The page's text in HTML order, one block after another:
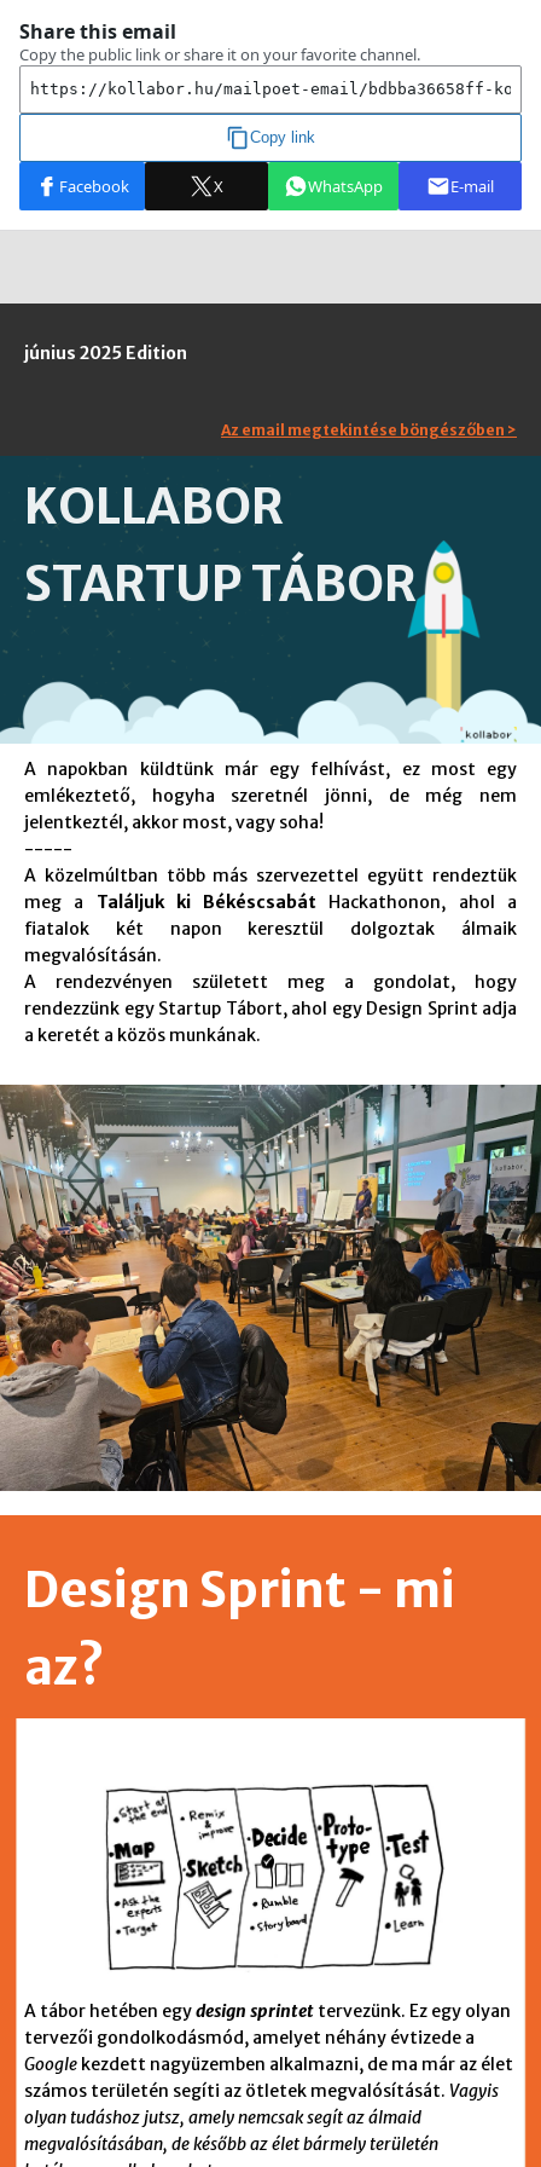
június 2025 Edition
Az email megtekintése böngészőben >
KOLLABOR
STARTUP TÁBOR
A napokban küldtünk már egy felhívást, ez most egy
emlékeztető, hogyha szeretnél jönni, de még nem
jelentkeztél, akkor most, vagy soha!
-----
A közelmúltban több más szervezettel együtt rendeztük
meg a Találjuk ki Békéscsabát Hackathonon, ahol a
fiatalok két napon keresztül dolgoztak álmaik
megvalósításán.
A rendezvényen született meg a gondolat, hogy
rendezzünk egy Startup Tábort, ahol egy Design Sprint adja
a keretét a közös munkának.
Design Sprint - mi
az?
A tábor hetében egydesign sprintet tervezünk. Ez egy olyan
tervezői gondolkodásmód, amelyet néhány évtizede a
Google kezdett nagyüzemben alkalmazni, de ma már az élet
számos területén segíti az ötletek megvalósítását. Vagyis
olyan tudáshoz jutsz, amely nemcsak segít az álmaid
megvalósításában, de később az élet bármely területén